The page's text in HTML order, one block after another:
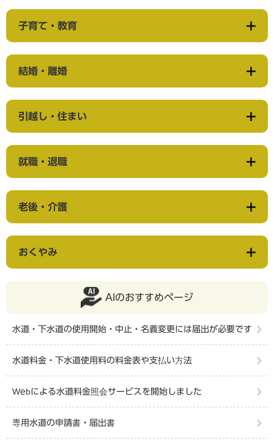
子育て・教育
結婚・離婚
引越し・住まい
就職・退職
老後・介護
おくやみ
AIのおすすめページ
水道・下水道の使用開始・中止・名義変更には届出が必要です
水道料金・下水道使用料の料金表や支払い方法
Webによる水道料金照会サービスを開始しました
専用水道の申請書・届出書